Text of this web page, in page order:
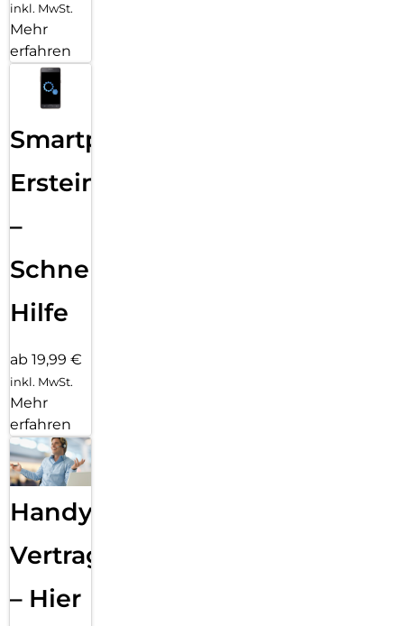
inkl. MwSt.
Mehr
erfahren
Smartphone
Ersteinrichtung
–
Schnelle
Hilfe
ab 19,99 €
inkl. MwSt.
Mehr
erfahren
Handy
Vertragsabwicklung
– Hier